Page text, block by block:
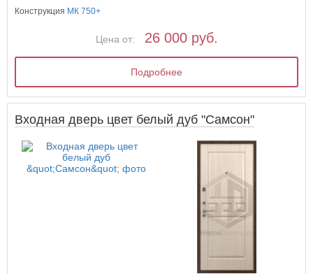
Конструкция МК 750+
Цена от: 26 000 руб.
Подробнее
Входная дверь цвет белый дуб "Самсон"